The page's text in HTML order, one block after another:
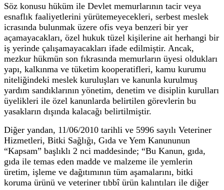
Söz konusu hüküm ile Devlet memurlarının tacir veya
esnaflık faaliyetlerini yürütemeyecekleri, serbest meslek
icrasında bulunmak üzere ofis veya benzeri bir yer
açamayacakları, özel hukuk tüzel kişilerine ait herhangi bir
iş yerinde çalışamayacakları ifade edilmiştir. Ancak,
mezkur hükmün son fıkrasında memurların üyesi oldukları
yapı, kalkınma ve tüketim kooperatifleri, kamu kurumu
niteliğindeki meslek kuruluşları ve kanunla kurulmuş
yardım sandıklarının yönetim, denetim ve disiplin kurulları
üyelikleri ile özel kanunlarda belirtilen görevlerin bu
yasakların dışında kalacağı belirtilmiştir.
Diğer yandan, 11/06/2010 tarihli ve 5996 sayılı Veteriner
Hizmetleri, Bitki Sağlığı, Gıda ve Yem Kanununun
“Kapsam” başlıklı 2 nci maddesinde; “Bu Kanun, gıda,
gıda ile temas eden madde ve malzeme ile yemlerin
üretim, işleme ve dağıtımının tüm aşamalarını, bitki
koruma ürünü ve veteriner tıbbî ürün kalıntıları ile diğer